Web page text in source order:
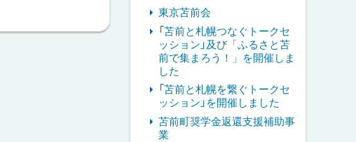
東京苫前会
「苫前と札幌つなぐトークセ
ッション」及び「ふるさと苫
前で集まろう！」を開催しま
した
「苫前と札幌を繋ぐトークセ
ッション」を開催しました
苫前町奨学金返還支援補助事
業